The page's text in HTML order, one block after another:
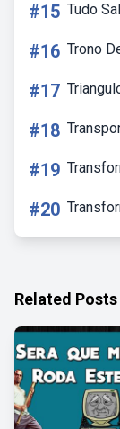
#15 Tudo
#16 Trono
#17
#18
#19
#20
Related Posts